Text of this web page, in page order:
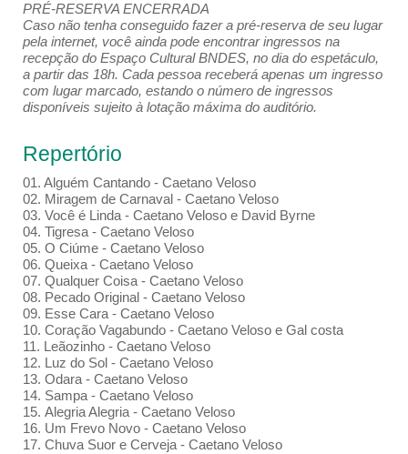
PRÉ-RESERVA ENCERRADA
Caso não tenha conseguido fazer a pré-reserva de seu lugar
pela internet, você ainda pode encontrar ingressos na
recepção do Espaço Cultural BNDES, no dia do espetáculo,
a partir das 18h. Cada pessoa receberá apenas um ingresso
com lugar marcado, estando o número de ingressos
disponíveis sujeito à lotação máxima do auditório.
Repertório
01. Alguém Cantando - Caetano Veloso
02. Miragem de Carnaval - Caetano Veloso
03. Você é Linda - Caetano Veloso e David Byrne
04. Tigresa - Caetano Veloso
05. O Ciúme - Caetano Veloso
06. Queixa - Caetano Veloso
07. Qualquer Coisa - Caetano Veloso
08. Pecado Original - Caetano Veloso
09. Esse Cara - Caetano Veloso
10. Coração Vagabundo - Caetano Veloso e Gal costa
11. Leãozinho - Caetano Veloso
12. Luz do Sol - Caetano Veloso
13. Odara - Caetano Veloso
14. Sampa - Caetano Veloso
15. Alegria Alegria - Caetano Veloso
16. Um Frevo Novo - Caetano Veloso
17. Chuva Suor e Cerveja - Caetano Veloso